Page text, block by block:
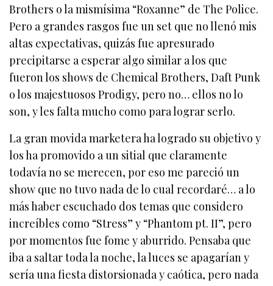
Brothers o la mismísima “Roxanne” de The Police.
Pero a grandes rasgos fue un set que no llenó mis
altas expectativas, quizás fue apresurado
precipitarse a esperar algo similar a los que
fueron los shows de Chemical Brothers, Daft Punk
o los majestuosos Prodigy, pero no… ellos no lo
son, y les falta mucho como para lograr serlo.
La gran movida marketera ha logrado su objetivo y
los ha promovido a un sitial que claramente
todavía no se merecen, por eso me pareció un
show que no tuvo nada de lo cual recordaré… a lo
más haber escuchado dos temas que considero
increíbles como “Stress” y “Phantom pt. II”, pero
por momentos fue fome y aburrido. Pensaba que
iba a saltar toda la noche, la luces se apagarían y
sería una fiesta distorsionada y caótica, pero nada